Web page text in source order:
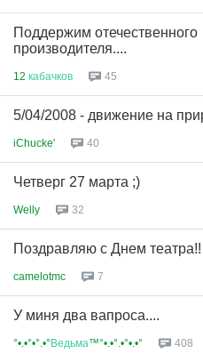
Поддержим отечественного
производителя....
12 кабачков 45
5/04/2008 - движение на
iChucke' 40
Четверг 27 марта ;)
Welly 32
Поздравляю с Днем театра!!
camelotmc 7
У миня два вапроса....
°•.•°•°.•°Ведьма™°•.•°.•°•.•° 408